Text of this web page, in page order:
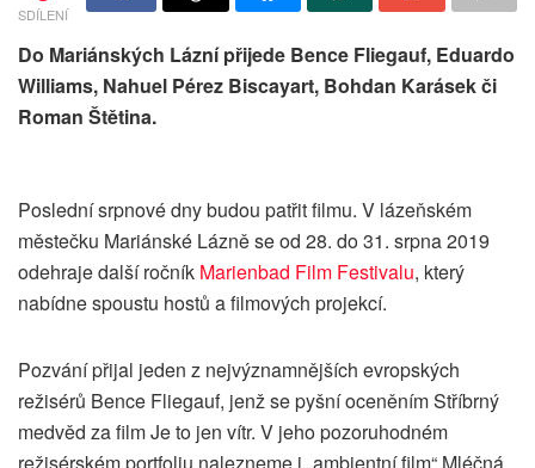
SDÍLENÍ
Do Mariánských Lázní přijede Bence Fliegauf, Eduardo
Williams, Nahuel Pérez Biscayart, Bohdan Karásek či
Roman Štětina.
Poslední srpnové dny budou patřit filmu. V lázeňském
městečku Mariánské Lázně se od 28. do 31. srpna 2019
odehraje další ročník Marienbad Film Festivalu, který
nabídne spoustu hostů a filmových projekcí.
Pozvání přijal jeden z nejvýznamnějších evropských
režisérů Bence Fliegauf, jenž se pyšní oceněním Stříbrný
medvěd za film Je to jen vítr. V jeho pozoruhodném